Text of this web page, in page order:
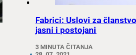
Fabrici: Uslovi za
jasni i postojani
3 MINUTA ČITANJA